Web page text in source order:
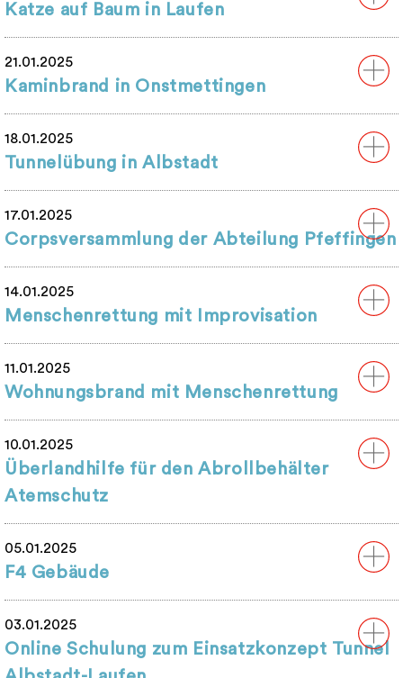
Katze auf Baum in Laufen
21.01.2025
Kaminbrand in Onstmettingen
18.01.2025
Tunnelübung in Albstadt
17.01.2025
Corpsversammlung der Abteilung Pfeffingen
14.01.2025
Menschenrettung mit Improvisation
11.01.2025
Wohnungsbrand mit Menschenrettung
10.01.2025
Überlandhilfe für den Abrollbehälter
Atemschutz
05.01.2025
F4 Gebäude
03.01.2025
Online Schulung zum Einsatzkonzept Tunnel